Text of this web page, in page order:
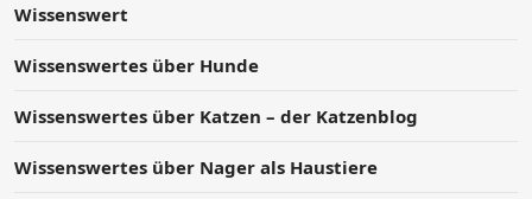
Wissenswert
Wissenswertes über Hunde
Wissenswertes über Katzen – der Katzenblog
Wissenswertes über Nager als Haustiere